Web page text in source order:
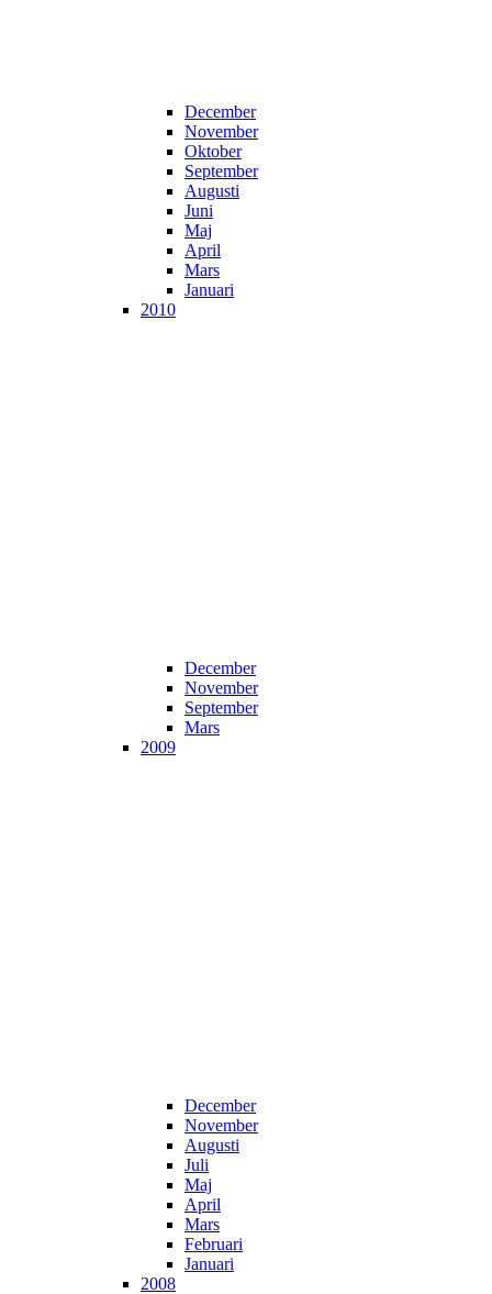
December
November
Oktober
September
Augusti
Juni
Maj
April
Mars
Januari
2010
December
November
September
Mars
2009
December
November
Augusti
Juli
Maj
April
Mars
Februari
Januari
2008